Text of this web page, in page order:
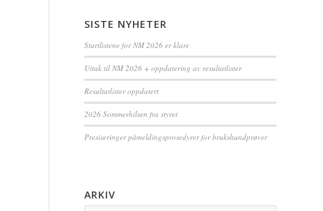
SISTE NYHETER
Startlistene for NM 2026 er klare
Uttak til NM 2026 + oppdatering av resultatlister
Resultatlister oppdatert
2026 Sommerhilsen fra styret
Presiseringer påmeldingsprosedyrer for brukshundprøver
ARKIV